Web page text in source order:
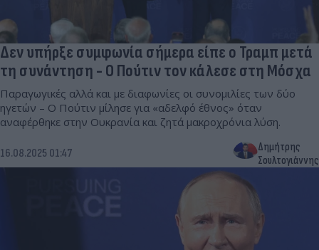
Δεν υπήρξε συμφωνία σήμερα είπε ο Τραμπ μετά
τη συνάντηση - O Πούτιν τον κάλεσε στη Μόσχα
Παραγωγικές αλλά και με διαφωνίες οι συνομιλίες των δύο
ηγετών – Ο Πούτιν μίλησε για «αδελφό έθνος» όταν
αναφέρθηκε στην Ουκρανία και ζητά μακροχρόνια λύση.
16.08.2025 01:47
Δημήτρης
Σουλτογιάννης